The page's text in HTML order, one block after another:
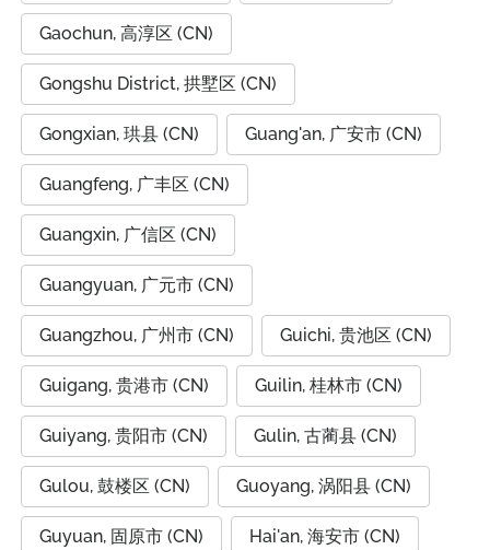
Gaochun, 高淳区 (CN)
Gongshu District, 拱墅区 (CN)
Gongxian, 珙县 (CN) Guang'an, 广安市 (CN)
Guangfeng, 广丰区 (CN)
Guangxin, 广信区 (CN)
Guangyuan, 广元市 (CN)
Guangzhou, 广州市 (CN) Guichi, 贵池区 (CN)
Guigang, 贵港市 (CN) Guilin, 桂林市 (CN)
Guiyang, 贵阳市 (CN) Gulin, 古蔺县 (CN)
Gulou, 鼓楼区 (CN) Guoyang, 涡阳县 (CN)
Guyuan, 固原市 (CN) Hai'an, 海安市 (CN)